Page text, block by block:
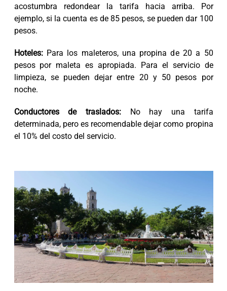
acostumbra redondear la tarifa hacia arriba. Por
ejemplo, si la cuenta es de 85 pesos, se pueden dar 100
pesos.
Hoteles:Para los maleteros, una propina de 20 a 50
pesos por maleta es apropiada. Para el servicio de
limpieza, se pueden dejar entre 20 y 50 pesos por
noche.
Conductores de traslados:No hay una tarifa
determinada, pero es recomendable dejar como propina
el 10% del costo del servicio.